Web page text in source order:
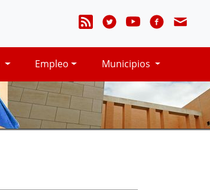
Empleo Municipios